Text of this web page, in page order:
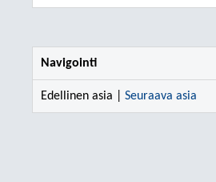
Navigointi
Edellinen asia | Seuraava asia